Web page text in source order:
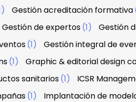
Gestión acreditación formativa
Gestión de expertos(1) Gestión
(1) Gestión integral de
(1) Graphic & editorial design
sanitarios(1) ICSR
(1) Implantación de